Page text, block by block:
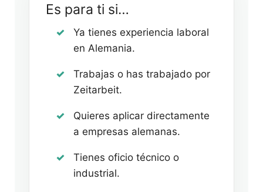
Es para ti si…
Ya tienes experiencia laboral
en Alemania.
Trabajas o has trabajado por
Zeitarbeit.
Quieres aplicar directamente
a empresas alemanas.
Tienes oficio técnico o
industrial.